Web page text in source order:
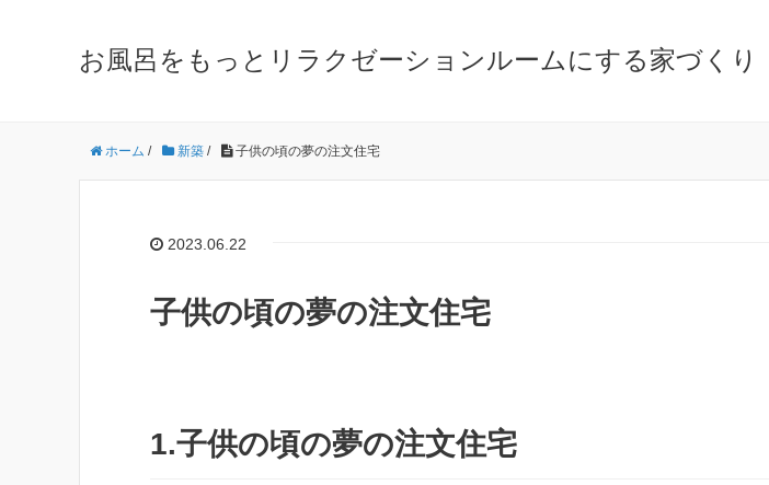
お風呂をもっとリラクゼーションルームにする家づくり
ホーム / 新築 / 子供の頃の夢の注文住宅
2023.06.22
子供の頃の夢の注文住宅
1.子供の頃の夢の注文住宅